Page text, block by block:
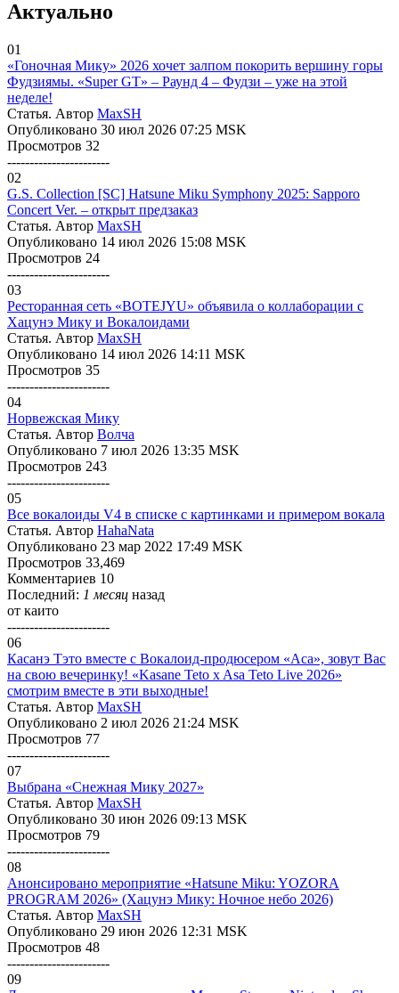
Актуально
01
«Гоночная Мику» 2026 хочет залпом покорить вершину горы
Фудзиямы. «Super GT» – Раунд 4 – Фудзи – уже на этой
неделе!
Статья. Автор MaxSH
Опубликовано 30 июл 2026 07:25 MSK
Просмотров 32
-----------------------
02
G.S. Collection [SC] Hatsune Miku Symphony 2025: Sapporo
Concert Ver. – открыт предзаказ
Статья. Автор MaxSH
Опубликовано 14 июл 2026 15:08 MSK
Просмотров 24
-----------------------
03
Ресторанная сеть «BOTEJYU» объявила о коллаборации с
Хацунэ Мику и Вокалоидами
Статья. Автор MaxSH
Опубликовано 14 июл 2026 14:11 MSK
Просмотров 35
-----------------------
04
Норвежская Мику
Статья. Автор Волчa
Опубликовано 7 июл 2026 13:35 MSK
Просмотров 243
-----------------------
05
Все вокалоиды V4 в списке с картинками и примером вокала
Статья. Автор HahaNata
Опубликовано 23 мар 2022 17:49 MSK
Просмотров 33,469
Комментариев 10
Последний: 1 месяц назад
от каито
-----------------------
06
Касанэ Тэто вместе с Вокалоид-продюсером «Аса», зовут Вас
на свою вечеринку! «Kasane Teto x Asa Teto Live 2026»
смотрим вместе в эти выходные!
Статья. Автор MaxSH
Опубликовано 2 июл 2026 21:24 MSK
Просмотров 77
-----------------------
07
Выбрана «Снежная Мику 2027»
Статья. Автор MaxSH
Опубликовано 30 июн 2026 09:13 MSK
Просмотров 79
-----------------------
08
Анонсировано мероприятие «Hatsune Miku: YOZORA
PROGRAM 2026» (Хацунэ Мику: Ночное небо 2026)
Статья. Автор MaxSH
Опубликовано 29 июн 2026 12:31 MSK
Просмотров 48
-----------------------
09